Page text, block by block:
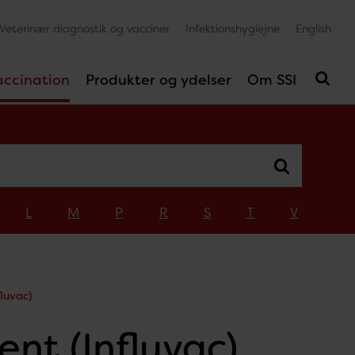
Produkter og ydelser Om SSI
Veterinær diagnostik og vacciner Infektionshygiejne English
L M P R S T V